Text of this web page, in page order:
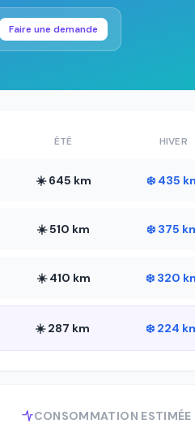
Faire une demande
ÉTÉ HIVER
☀️ 645 km ❄️ 435
☀️ 510 km ❄️ 375
☀️ 410 km ❄️ 320
☀️ 287 km ❄️ 224
CONSOMMATION ESTIMÉE